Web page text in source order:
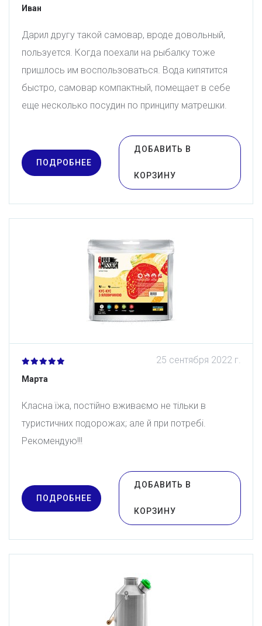
Иван
Дарил другу такой самовар, вроде довольный,
пользуется. Когда поехали на рыбалку тоже
пришлось им воспользоваться. Вода кипятится
быстро, самовар компактный, помещает в себе
еще несколько посудин по принципу матрешки.
ПОДРОБНЕЕ
ДОБАВИТЬ В
КОРЗИНУ
Марта
25 сентября 2022 г.
Класна їжа, постійно вживаємо не тільки в
туристичних подорожах; але й при потребі.
Рекомендую!!!
ПОДРОБНЕЕ
ДОБАВИТЬ В
КОРЗИНУ